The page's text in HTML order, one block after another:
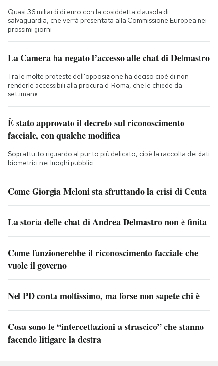
Quasi 36 miliardi di euro con la cosiddetta clausola di
salvaguardia, che verrà presentata alla Commissione Europea nei
prossimi giorni
La Camera ha negato l’accesso alle chat di Delmastro
Tra le molte proteste dell'opposizione ha deciso cioè di non
renderle accessibili alla procura di Roma, che le chiede da
settimane
È stato approvato il decreto sul riconoscimento
facciale, con qualche modifica
Soprattutto riguardo al punto più delicato, cioè la raccolta dei dati
biometrici nei luoghi pubblici
Come Giorgia Meloni sta sfruttando la crisi di Ceuta
La storia delle chat di Andrea Delmastro non è finita
Come funzionerebbe il riconoscimento facciale che
vuole il governo
Nel PD conta moltissimo, ma forse non sapete chi è
Cosa sono le “intercettazioni a strascico” che stanno
facendo litigare la destra